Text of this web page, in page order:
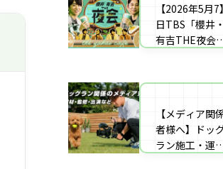
【2026年5月7】
日TBS「櫻井・
有吉THE夜会
さんのご実家
を施工
【メディア関
者様へ】ドッ
ラン施工・運
自宅の庭にドッ
グラン計画の完
全ガイド：DIY
デメリット）